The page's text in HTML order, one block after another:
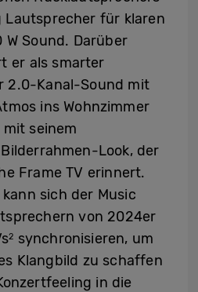
Lautsprecher für klaren
Sound. Darüber
er als smarter
2.0-Kanal-Sound mit
ins Wohnzimmer
seinem
Look, der
Frame TV erinnert.
sich der Music
von 2024er
2 synchronisieren, um
Klangbild zu schaffen
in die